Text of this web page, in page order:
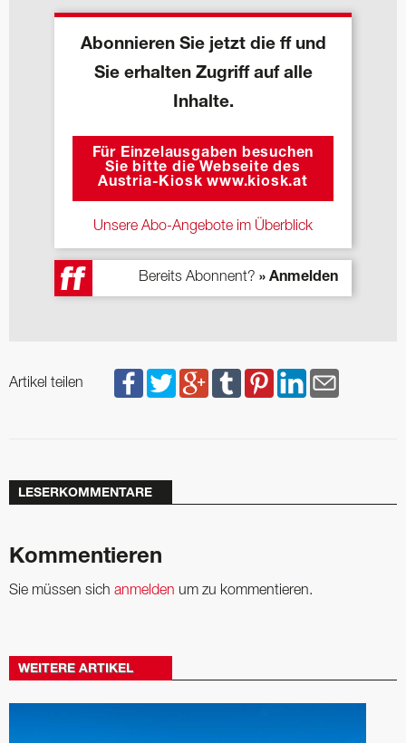
Abonnieren Sie jetzt die ff und
Sie erhalten Zugriff auf alle
Inhalte.
Für Einzelausgaben besuchen
Sie bitte die Webseite des
Austria-Kiosk www.kiosk.at
Unsere Abo-Angebote im Überblick
Bereits Abonnent? » Anmelden
Artikel teilen
LESERKOMMENTARE
Kommentieren
Sie müssen sich anmelden um zu kommentieren.
WEITERE ARTIKEL